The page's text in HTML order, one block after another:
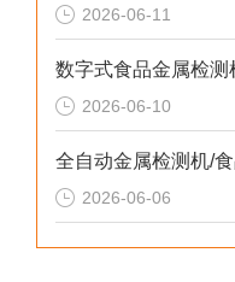
2026-06-11
数字式食品金属检测
2026-06-10
全自动金属检测机/
2026-06-06